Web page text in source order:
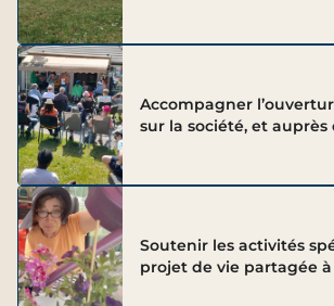
Accompagner
sur la société, et auprès
Soutenir les activités
projet de vie partagée à